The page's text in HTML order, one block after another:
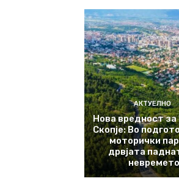
АКТУЕЛНО
Нова вредност за
Скопје: Во
моторички
дрвјата